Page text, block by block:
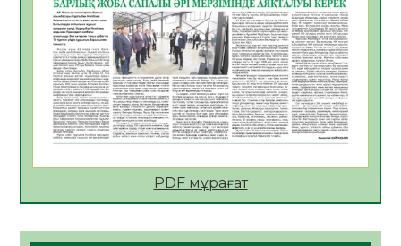
06.08.2026
37
ҚЫЗЫЛОРДАДА «САНАЛЫ ҰРПАҚ –
ЖАРҚЫН БОЛАШАҚ» АТТЫ КЕҢЕЙТІЛГЕН
МӘЖІЛІС ӨТТІ
05.08.2026
37
Қазақстан Орталық Азиядағы көшуге ең
азаматтың міндеті
PDF мұрағат